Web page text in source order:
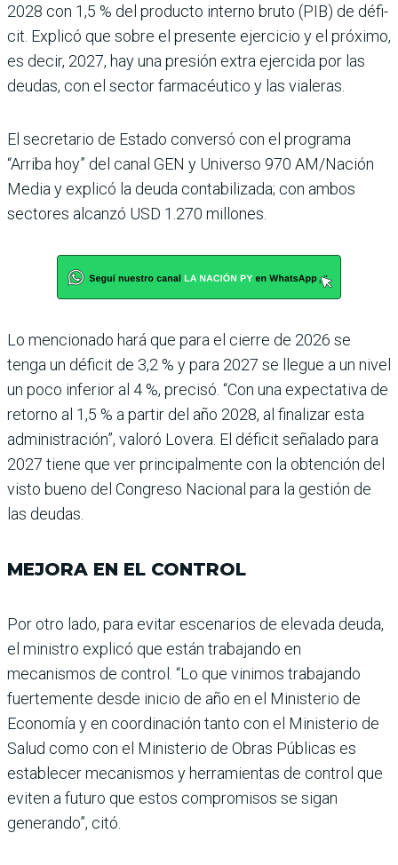
2028 con 1,5 % del producto interno bruto (PIB) de défi­
cit. Explicó que sobre el pre­sente ejercicio y el próximo,
es decir, 2027, hay una pre­sión extra ejercida por las
deudas, con el sector farma­céutico y las vialeras.
El secretario de Estado con­versó con el programa
“Arriba hoy” del canal GEN y Uni­verso 970 AM/Nación
Media y explicó la deuda contabi­lizada; con ambos
sectores alcanzó USD 1.270 millones.
Lo mencionado hará que para el cierre de 2026 se
tenga un déficit de 3,2 % y para 2027 se llegue a un nivel
un poco inferior al 4 %, precisó. “Con una expectativa de
retorno al 1,5 % a partir del año 2028, al finalizar esta
administra­ción”, valoró Lovera. El défi­cit señalado para
2027 tiene que ver principalmente con la obtención del
visto bueno del Congreso Nacional para la gestión de
las deudas.
MEJORA EN EL CONTROL
Por otro lado, para evitar escenarios de elevada deuda,
el ministro explicó que están trabajando en
mecanismos de control. “Lo que vinimos trabajando
fuertemente desde inicio de año en el Ministerio de
Economía y en coordinación tanto con el Ministerio de
Salud como con el Ministerio de Obras Públicas es
establecer meca­nismos y herramientas de control que
eviten a futuro que estos compromisos se sigan
generando”, citó.